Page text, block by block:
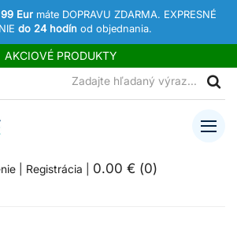
Eur máte DOPRAVU ZDARMA. EXPRESNÉ
do 24 hodín od objednania.
AKCIOVÉ PRODUKTY
Registrácia 0.00 € (0)